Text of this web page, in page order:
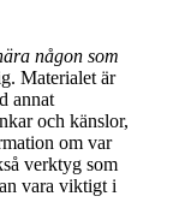
någon som
Materialet är
annat
och känslor,
om var
verktyg som
vara viktigt i